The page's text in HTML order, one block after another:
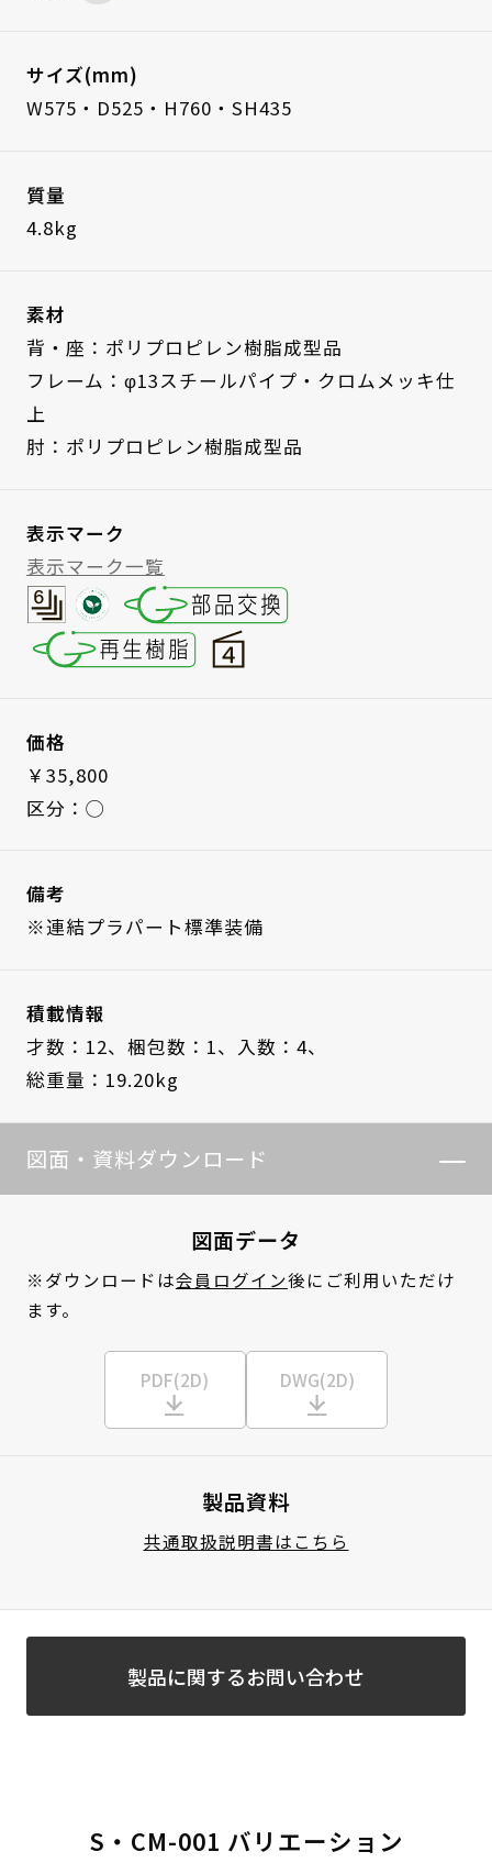
サイズ(mm)
W575・D525・H760・SH435
質量
4.8kg
素材
背・座：ポリプロピレン樹脂成型品
フレーム：φ13スチールパイプ・クロムメッキ仕
上
肘：ポリプロピレン樹脂成型品
表示マーク
表示マーク一覧
価格
￥35,800
区分：◯
備考
※連結プラパート標準装備
積載情報
才数：12、 梱包数：1、 入数：4、
総重量：19.20kg
図面・資料ダウンロード
図面データ
※ダウンロードは会員ログイン後にご利用いただけ
ます。
PDF(2D) DWG(2D)
製品資料
共通取扱説明書はこちら
製品に関するお問い合わせ
S・CM-001 バリエーション